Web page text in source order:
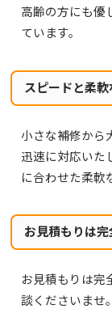
高齢の方にも優
ています。
スピードと柔
小さな補修から
迅速に対応いた
に合わせた柔軟
お見積もりは
お見積もりは完
談くださいませ。